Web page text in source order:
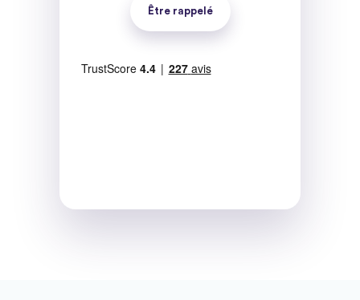
Être rappelé